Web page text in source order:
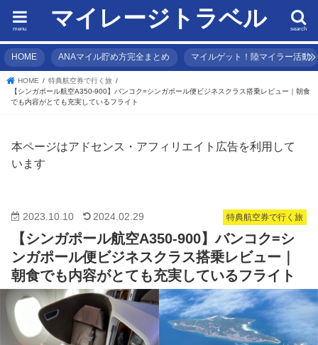
マイレージトラベル search
menu
HOME ANAマイル貯め方完全まとめ マイルゲット！陸マイラー活動
HOME
特典航空券で行く旅
【シンガポール航空A350-900】バンコク=シンガポール便ビジネスクラス搭乗レビュー｜朝食
でも内容がとても充実しているフライト
本ページはアドセンス・アフィリエイト広告を利用して
います
特典航空券で行く旅
2023.10.10 2024.02.29
【シンガポール航空A350-900】バンコク=シ
ンガポール便ビジネスクラス搭乗レビュー｜
朝食でも内容がとても充実しているフライト